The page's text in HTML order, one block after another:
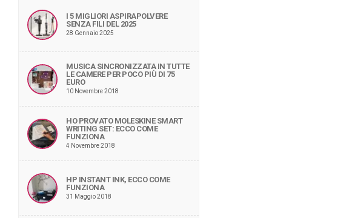
I 5 MIGLIORI ASPIRAPOLVERE
SENZA FILI DEL 2025
28 Gennaio 2025
MUSICA SINCRONIZZATA IN TUTTE
LE CAMERE PER POCO PIÙ DI 75
EURO
10 Novembre 2018
HO PROVATO MOLESKINE SMART
WRITING SET: ECCO COME
FUNZIONA
4 Novembre 2018
HP INSTANT INK, ECCO COME
FUNZIONA
31 Maggio 2018